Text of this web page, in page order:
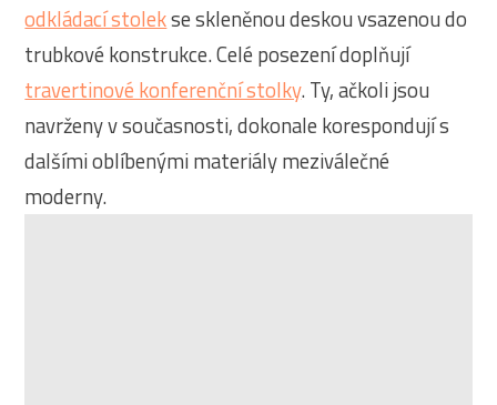
odkládací stolekse skleněnou deskou vsazenou do
trubkové konstrukce. Celé posezení doplňují
travertinové konferenční stolky. Ty, ačkoli jsou
navrženy v současnosti, dokonale korespondují s
dalšími oblíbenými materiály meziválečné
moderny.